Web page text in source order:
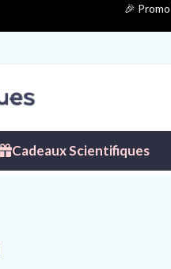
🎉
Cadeaux Scientifiques